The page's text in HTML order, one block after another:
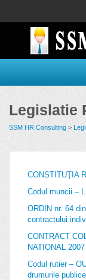
Legislatie
SSM HR Consulting >
CONSTITUŢIA
Codul muncii –
ORDIN nr. 64
contractului
CONTRACT
NATIONAL
Codul rutier –
drumurile publice